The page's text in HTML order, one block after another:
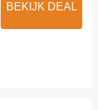
BEKIJK DEAL